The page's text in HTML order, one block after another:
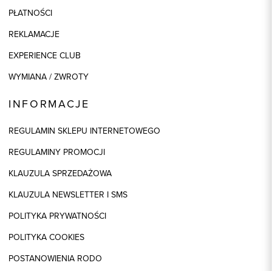
PŁATNOŚCI
REKLAMACJE
EXPERIENCE CLUB
WYMIANA / ZWROTY
INFORMACJE
REGULAMIN SKLEPU INTERNETOWEGO
REGULAMINY PROMOCJI
KLAUZULA SPRZEDAŻOWA
KLAUZULA NEWSLETTER I SMS
POLITYKA PRYWATNOŚCI
POLITYKA COOKIES
POSTANOWIENIA RODO